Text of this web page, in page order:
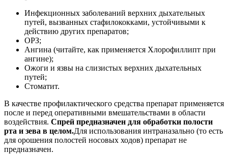
Инфекционных заболеваний верхних дыхательных
путей, вызванных стафилококками, устойчивыми к
действию других препаратов;
ОРЗ;
Ангина (читайте, как применяется Хлорофиллипт при
ангине);
Ожоги и язвы на слизистых верхних дыхательных
путей;
Стоматит.
В качестве профилактического средства препарат применяется
после и перед оперативными вмешательствами в области
воздействия. Спрей предназначен для обработки полости
рта и зева в целом.Для использования интраназально (то есть
для орошения полостей носовых ходов) препарат не
предназначен.